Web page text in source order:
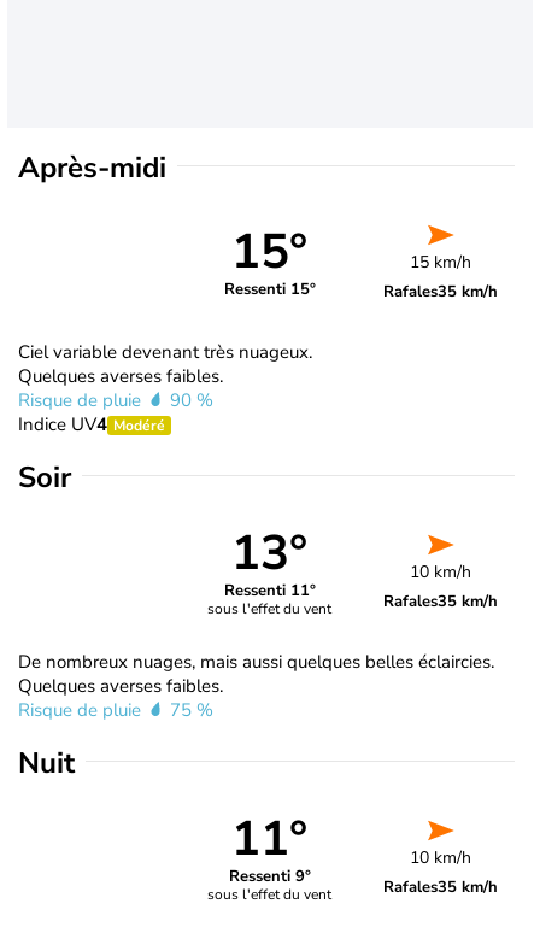
Après-midi
15°
Ressenti 15°
15 km/h
Rafales35 km/h
Ciel variable devenant très nuageux.
Quelques averses faibles.
Risque de pluie
90 %
Indice UV4 Modéré
Soir
13°
Ressenti 11°
sous l'effet du vent
10 km/h
Rafales35 km/h
De nombreux nuages, mais aussi quelques belles éclaircies.
Quelques averses faibles.
Risque de pluie
75 %
Nuit
11°
Ressenti 9°
sous l'effet du vent
10 km/h
Rafales35 km/h